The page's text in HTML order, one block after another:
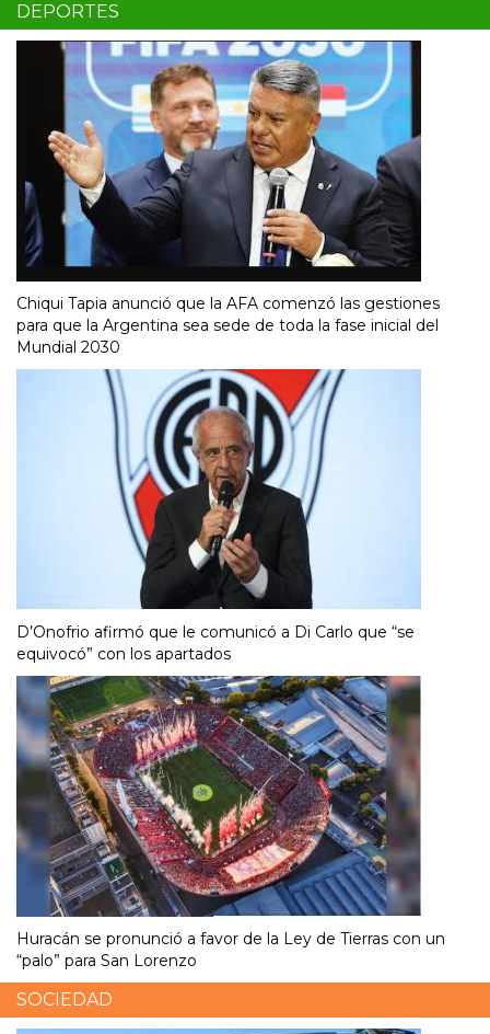
DEPORTES
Chiqui Tapia anunció que la AFA comenzó las gestiones
para que la Argentina sea sede de toda la fase inicial del
Mundial 2030
D’Onofrio afirmó que le comunicó a Di Carlo que “se
equivocó” con los apartados
Huracán se pronunció a favor de la Ley de Tierras con un
“palo” para San Lorenzo
SOCIEDAD